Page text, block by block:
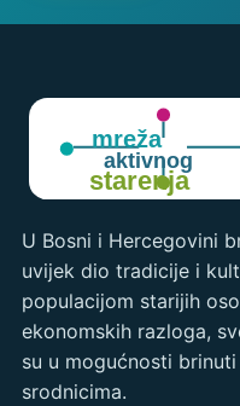
U Bosni i Hercegovini
uvijek dio tradicije i
populacijom starijih
ekonomskih razloga,
su u mogućnosti
srodnicima.